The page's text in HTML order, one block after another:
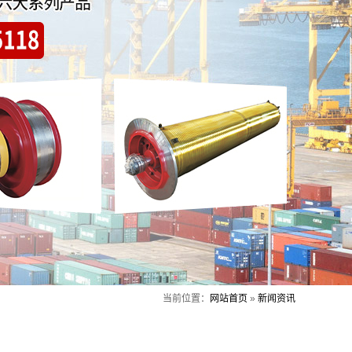
当前位置： 网站首页 » 新闻资讯